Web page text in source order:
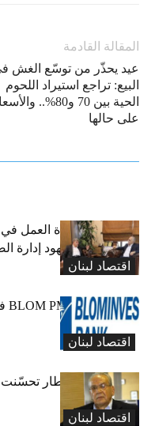
المقالة القادمة
عيد يحذّر من توسّع الغش
البيع: تراجع استيراد اللحوم
الحية بين 70 و80%..
على حالها
اقتصاد لبنان
كركي يعلن عودة العمل
وطليس ينوّه بجهود إدارة
اقتصاد لبنان
نقطة
اقتصاد لبنان
عبود: حركة المطار تحسّنت
ولكن